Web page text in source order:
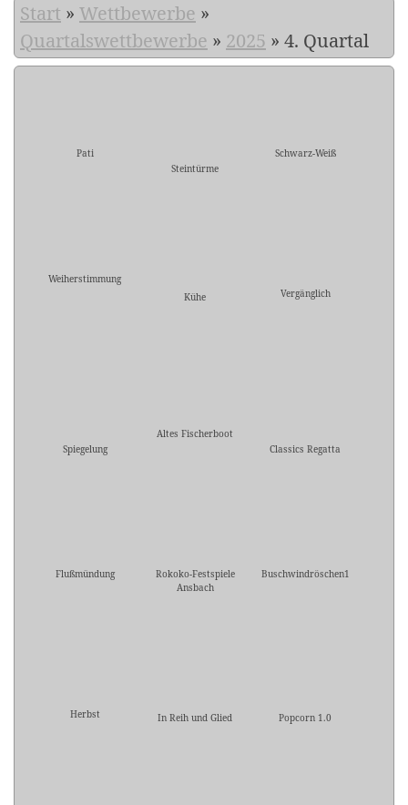
Start » Wettbewerbe »
Quartalswettbewerbe » 2025 » 4. Quartal
Pati
Steintürme
Schwarz-Weiß
Weiherstimmung
Kühe
Vergänglich
Spiegelung
Altes Fischerboot
Classics Regatta
Flußmündung
Rokoko-Festspiele
Ansbach
Buschwindröschen1
Herbst In Reih und Glied Popcorn 1.0